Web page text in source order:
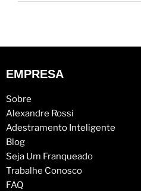
EMPRESA
Sobre
Alexandre Rossi
Adestramento Inteligente
Blog
Seja Um Franqueado
Trabalhe Conosco
FAQ